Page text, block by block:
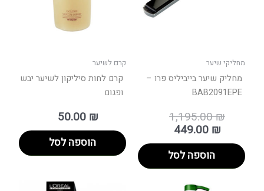
מחליקי שיער
מחליק שיער בייביליס פרו –
BAB2091EPE
1,195.00₪
449.00 ₪
הוספה לסל
קרם לשיער
קרם לחות סיליקון לשיער יבש
ופגום
50.00 ₪
הוספה לסל